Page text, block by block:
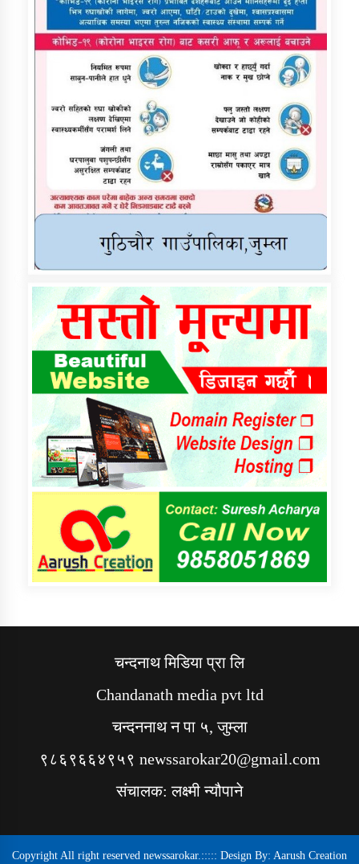
चन्दनाथ मिडिया प्रा लि
Chandanath media pvt ltd
चन्दननाथ न पा ५, जुम्ला
९८६९६६४९५९ newssarokar20@gmail.com
संचालक: लक्ष्मी न्यौपाने
Copyright All right reserved newssarokar.::::: Design By: Aarush Creation